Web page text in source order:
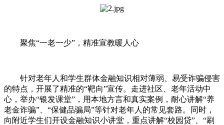
聚焦“一老一少”，精准宣教暖人心
针对老年人和学生群体金融知识相对薄弱、易受诈骗侵害
的特点，开展了精准的“靶向”宣传。走进社区、老年活动中
心，举办“银发课堂”，用本地方言和真实案例，耐心讲解“养
老金诈骗”、“保健品骗局”等针对老年人的常见套路。同时，
向附近学生们开设金融知识小讲堂，重点讲解“校园贷”、“刷